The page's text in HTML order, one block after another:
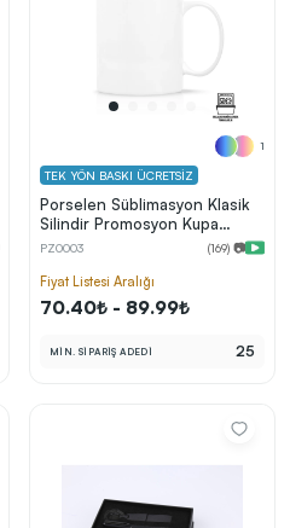
1
TEK YÖN BASKI ÜCRETSİZ
Porselen Süblimasyon Klasik
Silindir Promosyon Kupa
Bardak - Kutulu
PZ0003 (169) 📷
Fiyat Listesi Aralığı
70.40₺ - 89.99₺
MİN. SİPARİŞ ADEDİ 25